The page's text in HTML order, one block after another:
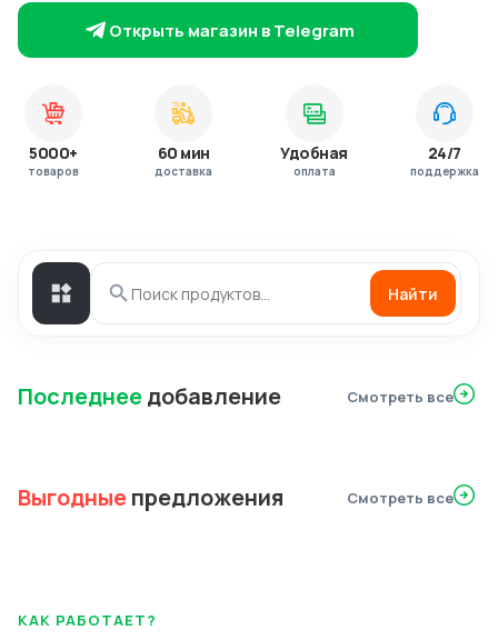
Открыть магазин в Telegram
5000+
товаров
60 мин
доставка
Удобная
оплата
24/7
поддержка
Найти
Последнеедобавление Смотреть все
Выгодныепредложения Смотреть все
КАК РАБОТАЕТ?